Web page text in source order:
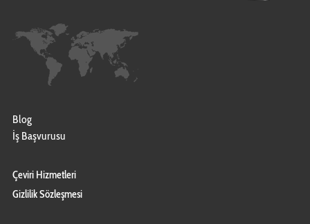
Blog
İş Başvurusu
Çeviri Hizmetleri
Gizlilik Sözleşmesi